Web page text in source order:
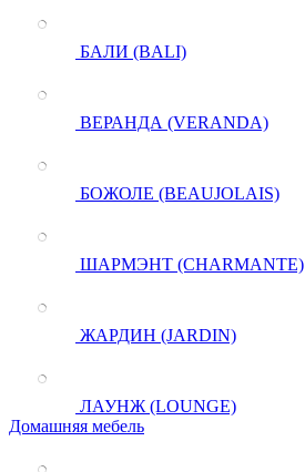
БАЛИ (BALI)
ВЕРАНДА (VERANDA)
БОЖОЛЕ (BEAUJOLAIS)
ШАРМЭНТ (CHARMANTE)
ЖАРДИН (JARDIN)
ЛАУНЖ (LOUNGE)
Домашняя мебель